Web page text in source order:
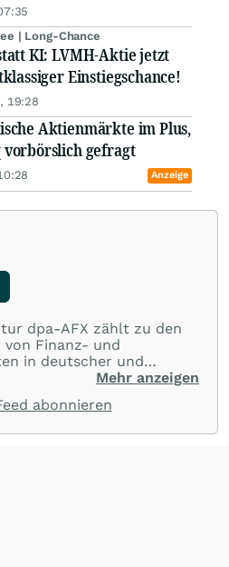
| Long-Chance
KI: LVMH-Aktie jetzt
Einstiegschance!
19:28
Aktienmärkte im Plus,
vorbörslich gefragt
Anzeige
dpa-AFX zählt zu den
Finanz- und
in deutscher und
auf ein
zuverlässig und schnell
Mehr anzeigen
abonnieren